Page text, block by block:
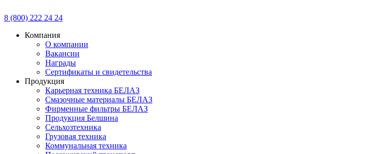
8 (800) 222 24 24
Компания
О компании
Вакансии
Награды
Сертификаты и свидетельства
Продукция
Карьерная техника БЕЛАЗ
Смазочные материалы БЕЛАЗ
Фирменные фильтры БЕЛАЗ
Продукция Белшина
Сельхозтехника
Грузовая техника
Коммунальная техника